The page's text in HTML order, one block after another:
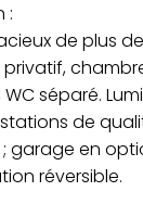
:
de plus
séparé.
de
garage en
réversible.